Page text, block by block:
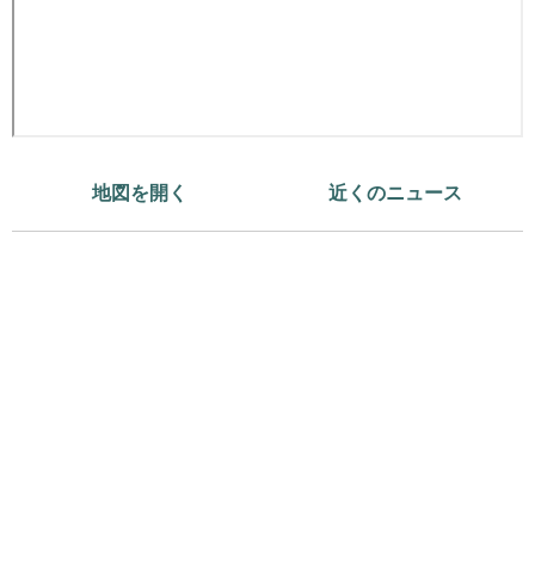
地図を開く 近くのニュース